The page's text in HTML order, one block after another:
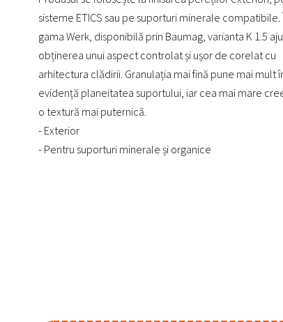
sisteme ETICS sau pe suporturi minerale compatibile.
gama Werk, disponibilă prin Baumag, varianta K 1.5
obținerea unui aspect controlat și ușor de corelat cu
arhitectura clădirii. Granulația mai fină pune mai mult
evidență planeitatea suportului, iar cea mai mare
o textură mai puternică.
- Exterior
- Pentru suporturi minerale și organice